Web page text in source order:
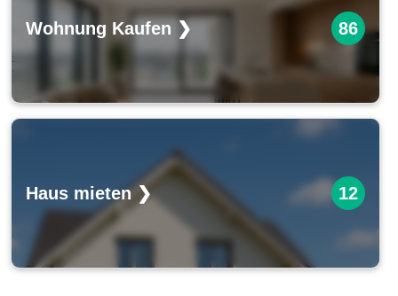
Wohnung Kaufen ❯ 86
Haus mieten ❯ 12